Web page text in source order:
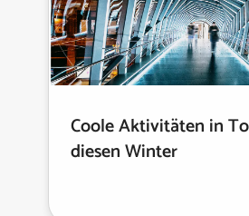
Coole Aktivitäten in
diesen Winter